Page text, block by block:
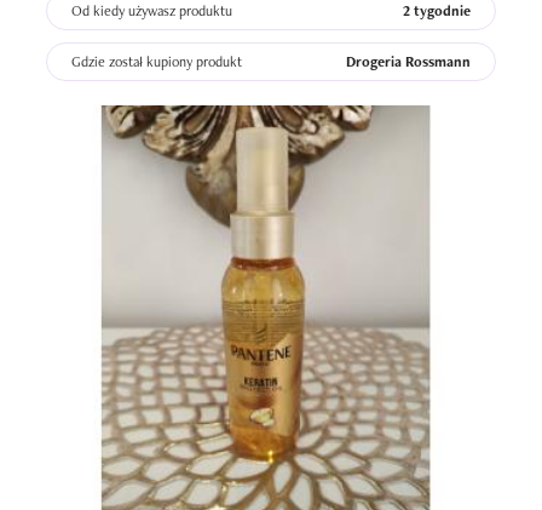
Od kiedy używasz produktu 2 tygodnie
Gdzie został kupiony produkt Drogeria Rossmann